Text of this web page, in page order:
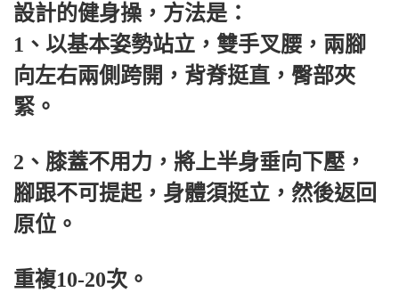
設計的健身操，方法是：
1、以基本姿勢站立，雙手叉腰，兩腳
向左右兩側跨開，背脊挺直，臀部夾
緊。
2、膝蓋不用力，將上半身​​垂向下壓，
腳跟不可提起，身體須挺立，然後返回
原位。
重複10-20次。